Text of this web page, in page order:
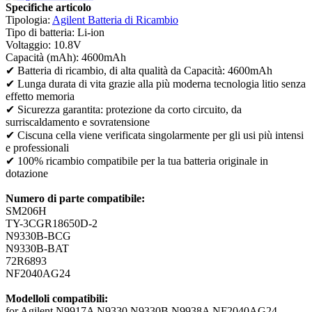
Specifiche articolo
Tipologia: Agilent Batteria di Ricambio
Tipo di batteria: Li-ion
Voltaggio: 10.8V
Capacità (mAh): 4600mAh
✔ Batteria di ricambio, di alta qualità da Capacità: 4600mAh
✔ Lunga durata di vita grazie alla più moderna tecnologia litio senza
effetto memoria
✔ Sicurezza garantita: protezione da corto circuito, da
surriscaldamento e sovratensione
✔ Ciscuna cella viene verificata singolarmente per gli usi più intensi
e professionali
✔ 100% ricambio compatibile per la tua batteria originale in
dotazione
Numero di parte compatibile:
SM206H
TY-3CGR18650D-2
N9330B-BCG
N9330B-BAT
72R6893
NF2040AG24
Modelloli compatibili: